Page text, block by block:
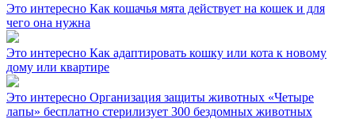
Это интересно Как кошачья мята действует на кошек и для
чего она нужна
Это интересно Как адаптировать кошку или кота к новому
дому или квартире
Это интересно Организация защиты животных «Четыре
лапы» бесплатно стерилизует 300 бездомных животных